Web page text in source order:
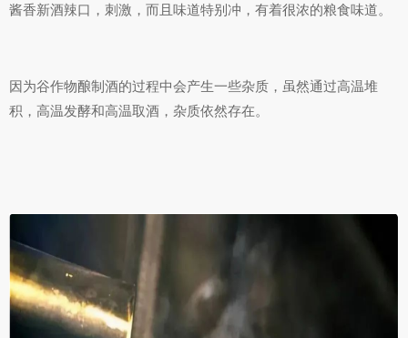
酱香新酒辣口，刺激，而且味道特别冲，有着很浓的粮食味道。
因为谷作物酿制酒的过程中会产生一些杂质，虽然通过高温堆
积，高温发酵和高温取酒，杂质依然存在。